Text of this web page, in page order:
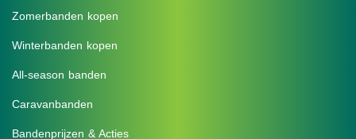
Zomerbanden kopen
Winterbanden kopen
All-season banden
Caravanbanden
Bandenprijzen & Acties